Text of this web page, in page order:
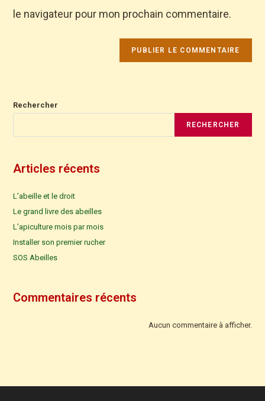
le navigateur pour mon prochain commentaire.
Rechercher
RECHERCHER
Articles récents
L’abeille et le droit
Le grand livre des abeilles
L’apiculture mois par mois
Installer son premier rucher
SOS Abeilles
Commentaires récents
Aucun commentaire à afficher.